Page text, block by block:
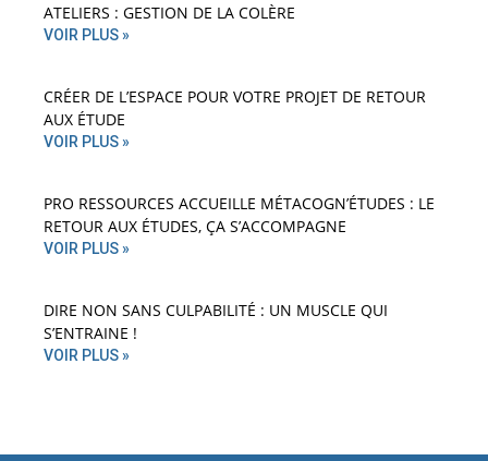
ATELIERS : GESTION DE LA COLÈRE
VOIR PLUS »
CRÉER DE L’ESPACE POUR VOTRE PROJET DE RETOUR
AUX ÉTUDE
VOIR PLUS »
PRO RESSOURCES ACCUEILLE MÉTACOGN’ÉTUDES : LE
RETOUR AUX ÉTUDES, ÇA S’ACCOMPAGNE
VOIR PLUS »
DIRE NON SANS CULPABILITÉ : UN MUSCLE QUI
S’ENTRAINE !
VOIR PLUS »